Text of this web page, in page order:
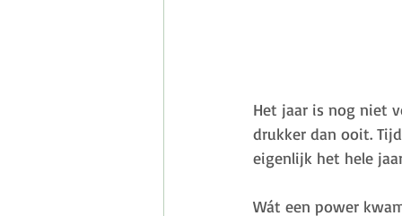
Het jaar is nog niet
drukker dan ooit.
eigenlijk het hele
Wát een power